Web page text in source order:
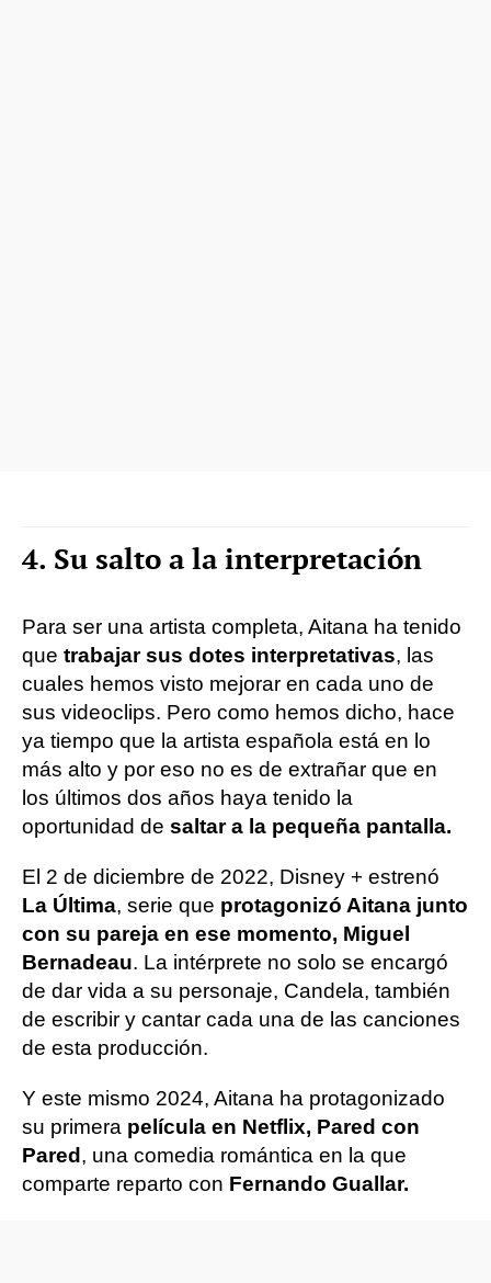
4. Su salto a la interpretación
Para ser una artista completa, Aitana ha tenido
que trabajar sus dotes interpretativas, las
cuales hemos visto mejorar en cada uno de
sus videoclips. Pero como hemos dicho, hace
ya tiempo que la artista española está en lo
más alto y por eso no es de extrañar que en
los últimos dos años haya tenido la
oportunidad de saltar a la pequeña pantalla.
El 2 de diciembre de 2022, Disney + estrenó
La Última, serie que protagonizó Aitana junto
con su pareja en ese momento, Miguel
Bernadeau. La intérprete no solo se encargó
de dar vida a su personaje, Candela, también
de escribir y cantar cada una de las canciones
de esta producción.
Y este mismo 2024, Aitana ha protagonizado
su primera película en Netflix, Pared con
Pared , una comedia romántica en la que
comparte reparto con Fernando Guallar.